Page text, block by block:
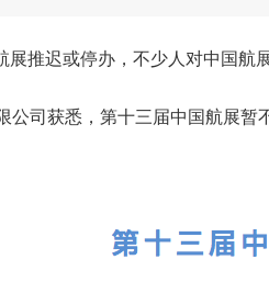
迟或停办，不少人对中国航展
司获悉，第十三届中国航展暂